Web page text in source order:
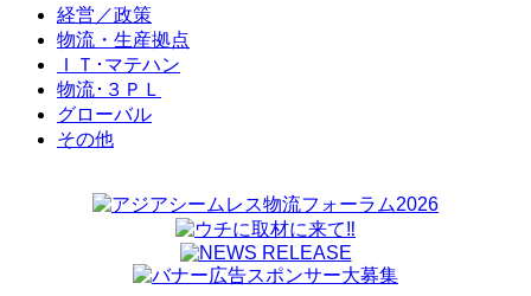
経営／政策
物流・生産拠点
ＩＴ･マテハン
物流･３ＰＬ
グローバル
その他